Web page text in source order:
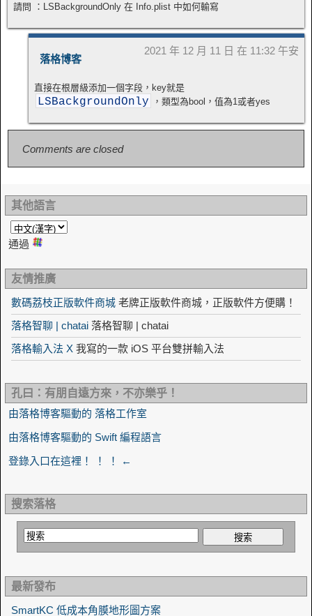
請問 ：LSBackgroundOnly 在 Info.plist 中如何輸寫
落格博客
2021 年 12 月 11 日 在 11:32 午安
直接在根層級添加一個字段，key就是
LSBackgroundOnly ，類型為bool，值為1或者yes
Comments are closed
其他語言
通過
友情推廣
數碼荔枝正版軟件商城 老牌正版軟件商城，正版軟件方便購！
落格智聊 | chatai 落格智聊 | chatai
落格輸入法 X 我寫的一款 iOS 平台雙拼輸入法
孔曰：有朋自遠方來，不亦樂乎！
由落格博客驅動的 落格工作室
由落格博客驅動的 Swift 編程語言
登錄入口在這裡！ ！ ！ ←
搜索落格
最新發布
SmartKC 低成本角膜地形圖方案